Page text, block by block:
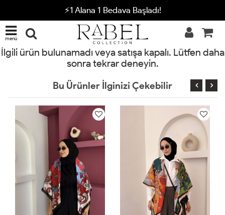
⚡1 Alana 1 Bedava Başladı!
menü
İlgili ürün bulunamadı veya satışa kapalı. Lütfen daha
sonra tekrar deneyin.
Bu Ürünler İlginizi Çekebilir